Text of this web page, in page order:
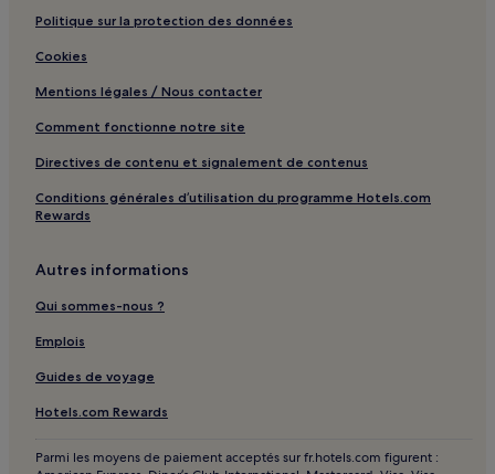
Politique sur la protection des données
Cookies
Mentions légales / Nous contacter
Comment fonctionne notre site
Directives de contenu et signalement de contenus
Conditions générales d’utilisation du programme Hotels.com
Rewards
Autres informations
Qui sommes-nous ?
Emplois
Guides de voyage
Hotels.com Rewards
Parmi les moyens de paiement acceptés sur fr.hotels.com figurent :